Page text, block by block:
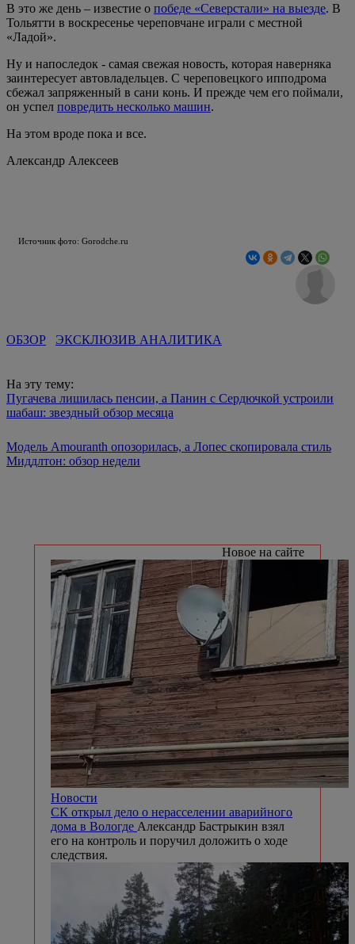
В это же день – известие о победе «Северстали» на выезде. В
Тольятти в воскресенье череповчане играли с местной
«Ладой».
Ну и напоследок - самая свежая новость, которая наверняка
заинтересует автовладельцев. С череповецкого ипподрома
сбежал запряженный в сани конь. И прежде чем его поймали,
он успел повредить несколько машин.
На этом вроде пока и все.
Александр Алексеев
Источник фото: Gorodche.ru
ОБЗОР ЭКСКЛЮЗИВ АНАЛИТИКА
На эту тему:
Пугачева лишилась пенсии, а Панин с Сердючкой устроили
шабаш: звездный обзор месяца
Модель Amouranth опозорилась, а Лопес скопировала стиль
Миддлтон: обзор недели
Новое на сайте
Новости
СК открыл дело о нерасселении аварийного
дома в Вологде Александр Бастрыкин взял
его на контроль и поручил доложить о ходе
следствия.